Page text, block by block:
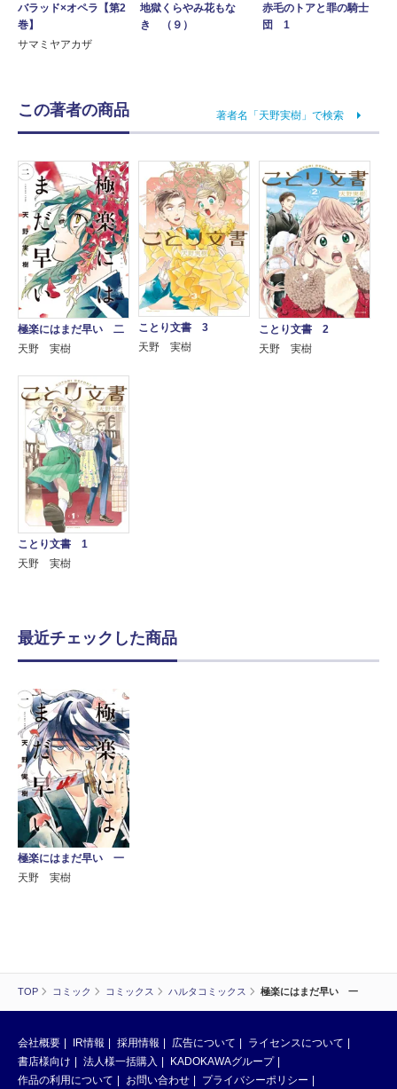
TOP コミック コミックス ハルタコミックス 極楽にはまだ早い 一
バラッド×オペラ【第2
巻】
サマミヤアカザ
地獄くらやみ花もな
き （９）
赤毛のトアと罪の騎士
団 1
この著者の商品 著者名「天野実樹」で検索
極楽にはまだ早い 二
天野 実樹
ことり文書 3
天野 実樹
ことり文書 2
天野 実樹
ことり文書 1
天野 実樹
最近チェックした商品
極楽にはまだ早い 一
天野 実樹
会社概要 IR情報 採用情報 広告について
ライセンスについて
書店様向け
法人様一括購入
KADOKAWAグループ
作品の利用について
お問い合わせ プライバシーポリシー